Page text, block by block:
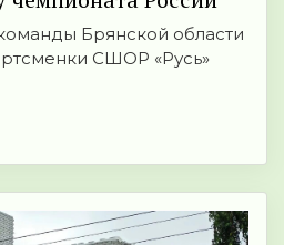
Брянской области
СШОР «Русь»